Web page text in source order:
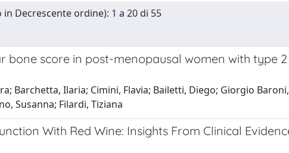
Decrescente ordine): 1 a 20 di 55
score in post-menopausal women with type 2
Barchetta, Ilaria; Cimini, Flavia; Bailetti, Diego; Giorgio
Susanna; Filardi, Tiziana
With Red Wine: Insights From Clinical